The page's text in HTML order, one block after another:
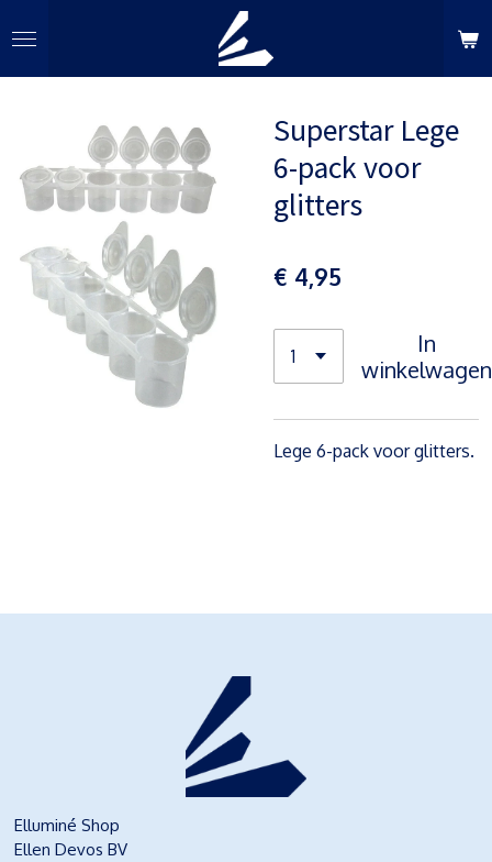
direct
naar
hoofdinhoud
Superstar Lege
6-pack voor
glitters
€ 4,95
In
winkelwagen
Lege 6-pack voor glitters.
Elluminé Shop
Ellen Devos BV